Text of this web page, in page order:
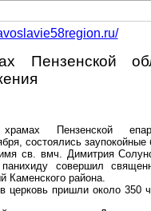
Пензенской
Пензенской
состоялись заупокойные
св. вмч. Димитрия
совершил
Каменского района.
церковь пришли около 350